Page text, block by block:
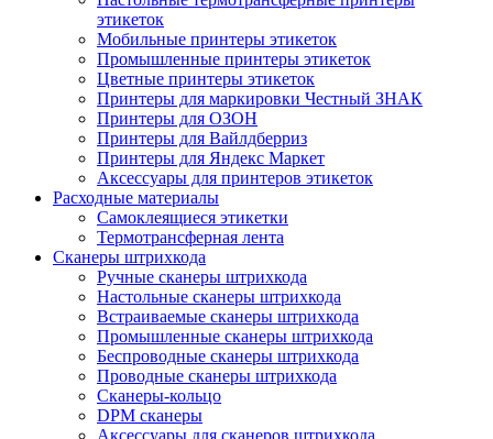
этикеток
Мобильные принтеры этикеток
Промышленные принтеры этикеток
Цветные принтеры этикеток
Принтеры для маркировки Честный ЗНАК
Принтеры для ОЗОН
Принтеры для Вайлдберриз
Принтеры для Яндекс Маркет
Аксессуары для принтеров этикеток
Расходные материалы
Самоклеящиеся этикетки
Термотрансферная лента
Сканеры штрихкода
Ручные сканеры штрихкода
Настольные сканеры штрихкода
Встраиваемые сканеры штрихкода
Промышленные сканеры штрихкода
Беспроводные сканеры штрихкода
Проводные сканеры штрихкода
Сканеры-кольцо
DPM сканеры